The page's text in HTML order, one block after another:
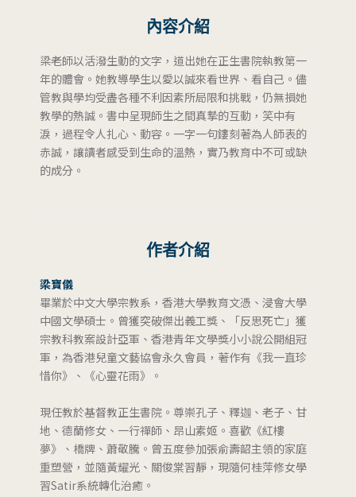
內容介紹
梁老師以活潑生動的文字，道出她在正生書院執教第一
年的體會。她教導學生以愛以誠來看世界、看自己。儘
管教與學均受盡各種不利因素所局限和挑戰，仍無損她
教學的熱誠。書中呈現師生之間真摯的互動，笑中有
淚，過程令人扎心、動容。一字一句鏤刻著為人師表的
赤誠，讓讀者感受到生命的溫熱，實乃教育中不可或缺
的成分。
作者介紹
梁寶儀
畢業於中文大學宗教系，香港大學教育文憑、浸會大學
中國文學碩士。曾獲突破傑出義工獎、「反思死亡」獲
宗教科教案設計亞軍、香港青年文學獎小小說公開組冠
軍，為香港兒童文藝協會永久會員，著作有《我一直珍
惜你》、《心靈花雨》。
現任教於基督教正生書院。尊崇孔子、釋迦、老子、甘
地、德蘭修女、一行禪師、昂山素姬。喜歡《紅樓
夢》、橋牌、蕭敬騰。曾五度參加張俞壽韶主領的家庭
重塑營，並隨黃耀光、關俊棠習靜，現隨何桂萍修女學
習Satir系統轉化治癒。